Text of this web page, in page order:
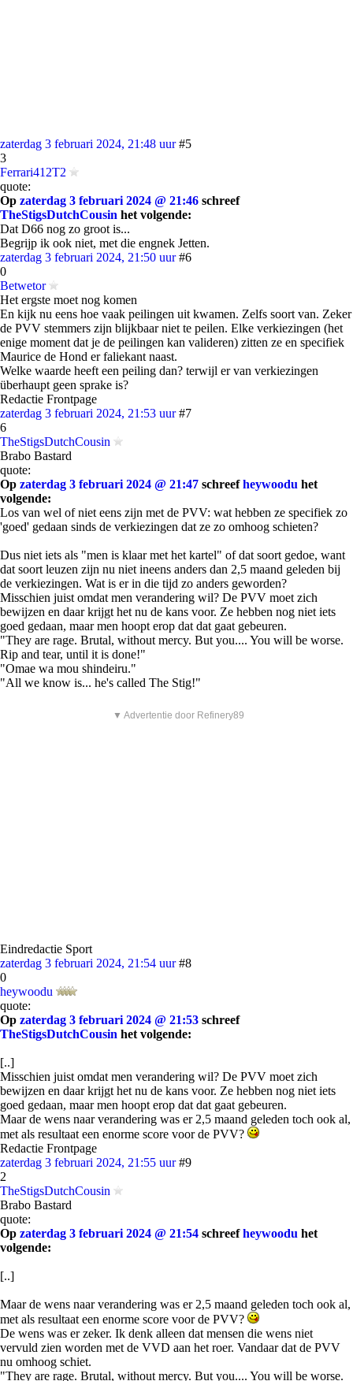
zaterdag 3 februari 2024, 21:48 uur #5
3
Ferrari412T2
quote:
Op zaterdag 3 februari 2024 @ 21:46 schreef
TheStigsDutchCousin het volgende:
Dat D66 nog zo groot is...
Begrijp ik ook niet, met die engnek Jetten.
zaterdag 3 februari 2024, 21:50 uur #6
0
Betwetor
Het ergste moet nog komen
En kijk nu eens hoe vaak peilingen uit kwamen. Zelfs soort van. Zeker
de PVV stemmers zijn blijkbaar niet te peilen. Elke verkiezingen (het
enige moment dat je de peilingen kan valideren) zitten ze en specifiek
Maurice de Hond er faliekant naast.
Welke waarde heeft een peiling dan? terwijl er van verkiezingen
überhaupt geen sprake is?
Redactie Frontpage
zaterdag 3 februari 2024, 21:53 uur #7
6
TheStigsDutchCousin
Brabo Bastard
quote:
Op zaterdag 3 februari 2024 @ 21:47 schreefheywoodu het
volgende:
Los van wel of niet eens zijn met de PVV: wat hebben ze specifiek zo
'goed' gedaan sinds de verkiezingen dat ze zo omhoog schieten?
Dus niet iets als "men is klaar met het kartel" of dat soort gedoe, want
dat soort leuzen zijn nu niet ineens anders dan 2,5 maand geleden bij
de verkiezingen. Wat is er in die tijd zo anders geworden?
Misschien juist omdat men verandering wil? De PVV moet zich
bewijzen en daar krijgt het nu de kans voor. Ze hebben nog niet iets
goed gedaan, maar men hoopt erop dat dat gaat gebeuren.
"They are rage. Brutal, without mercy. But you.... You will be worse.
Rip and tear, until it is done!"
"Omae wa mou shindeiru."
"All we know is... he's called The Stig!"
▼ Advertentie door Refinery89
Eindredactie Sport
zaterdag 3 februari 2024, 21:54 uur #8
0
heywoodu
quote:
Op zaterdag 3 februari 2024 @ 21:53 schreef
TheStigsDutchCousin het volgende:
[..]
Misschien juist omdat men verandering wil? De PVV moet zich
bewijzen en daar krijgt het nu de kans voor. Ze hebben nog niet iets
goed gedaan, maar men hoopt erop dat dat gaat gebeuren.
Maar de wens naar verandering was er 2,5 maand geleden toch ook al,
met als resultaat een enorme score voor de PVV?
Redactie Frontpage
zaterdag 3 februari 2024, 21:55 uur #9
2
TheStigsDutchCousin
Brabo Bastard
quote:
Op zaterdag 3 februari 2024 @ 21:54 schreefheywoodu het
volgende:
[..]
Maar de wens naar verandering was er 2,5 maand geleden toch ook al,
met als resultaat een enorme score voor de PVV?
De wens was er zeker. Ik denk alleen dat mensen die wens niet
vervuld zien worden met de VVD aan het roer. Vandaar dat de PVV
nu omhoog schiet.
"They are rage. Brutal, without mercy. But you.... You will be worse.